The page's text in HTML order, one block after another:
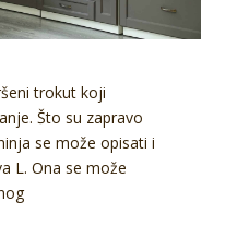
trokut koji
Što su zapravo
se može opisati i
L. Ona se može